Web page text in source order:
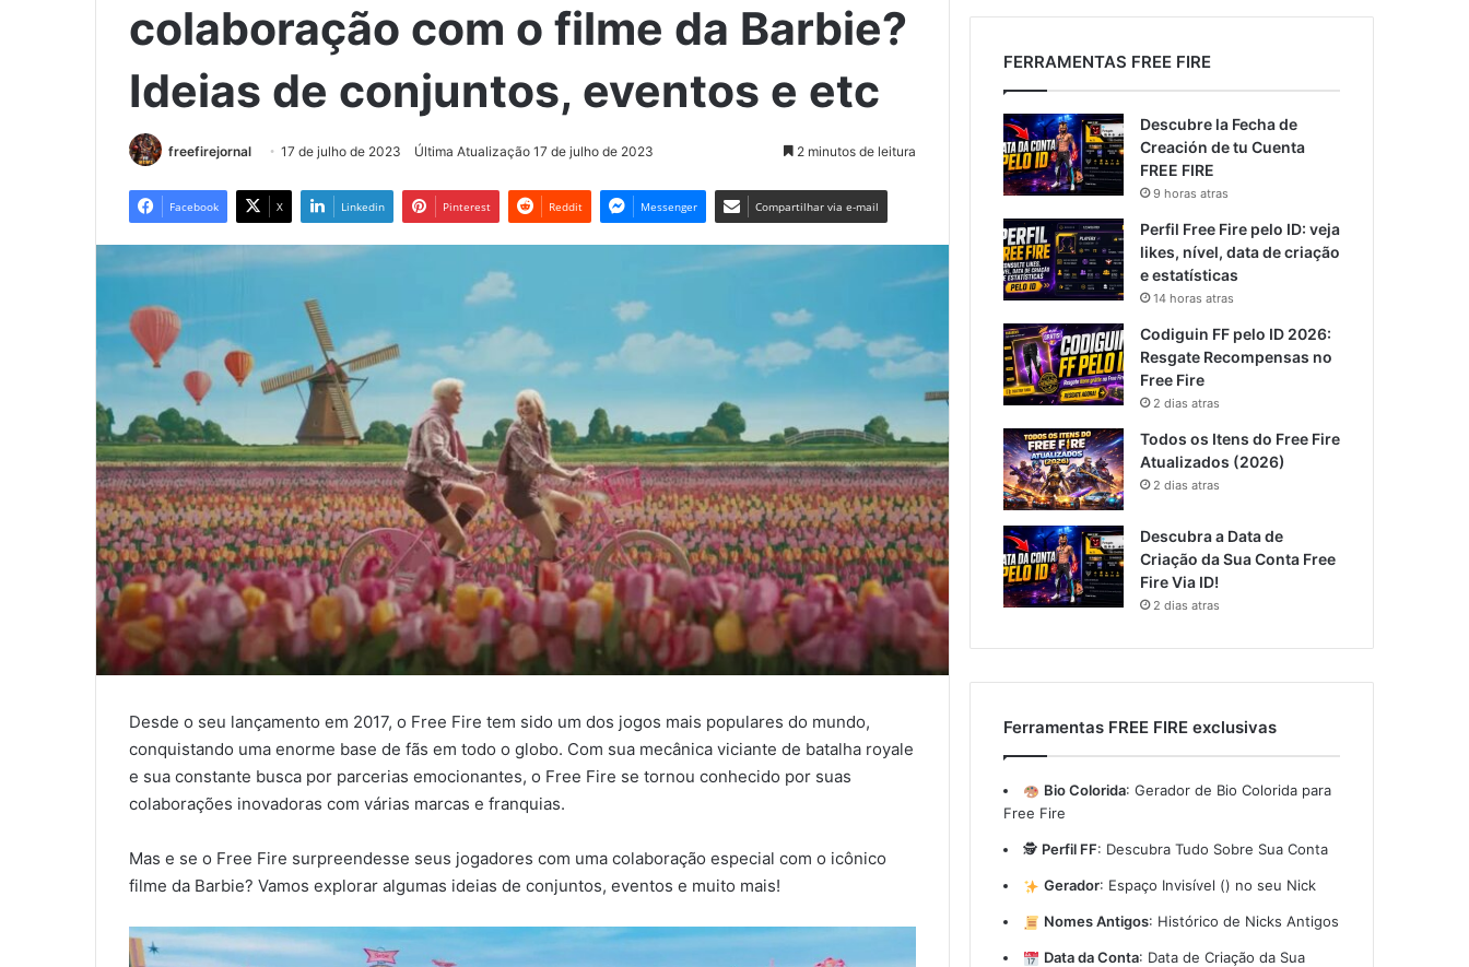
colaboração com o filme da Barbie?
Ideias de conjuntos, eventos e etc
freefirejornal 17 de julho de 2023 Última Atualização 17 de julho de 2023 2 minutos de leitura
Facebook X Linkedin Pinterest Reddit Messenger Compartilhar via e-mail
Desde o seu lançamento em 2017, o Free Fire tem sido um dos jogos mais populares do mundo,
conquistando uma enorme base de fãs em todo o globo. Com sua mecânica viciante de batalha royale
e sua constante busca por parcerias emocionantes, o Free Fire se tornou conhecido por suas
colaborações inovadoras com várias marcas e franquias.
Mas e se o Free Fire surpreendesse seus jogadores com uma colaboração especial com o icônico
filme da Barbie? Vamos explorar algumas ideias de conjuntos, eventos e muito mais!
FERRAMENTAS FREE FIRE
Descubre la Fecha de
Creación de tu Cuenta
FREE FIRE
9 horas atras
Perfil Free Fire pelo ID: veja
likes, nível, data de criação
e estatísticas
14 horas atras
Codiguin FF pelo ID 2026:
Resgate Recompensas no
Free Fire
2 dias atras
Todos os Itens do Free Fire
Atualizados (2026)
2 dias atras
Descubra a Data de
Criação da Sua Conta Free
Fire Via ID!
2 dias atras
Ferramentas FREE FIRE exclusivas
Bio Colorida: Gerador de Bio Colorida para
Free Fire
🕵️ Perfil FF: Descubra Tudo Sobre Sua Conta
Gerador: Espaço Invisível (ㅤ) no seu Nick
Nomes Antigos: Histórico de Nicks Antigos
Data da Conta: Data de Criação da Sua